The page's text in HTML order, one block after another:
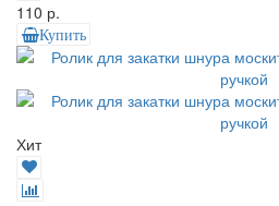
110 р.
Купить
Хит